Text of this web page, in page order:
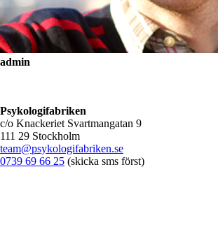
admin
Psykologifabriken
c/o Knackeriet Svartmangatan 9
111 29 Stockholm
team@psykologifabriken.se
0739 69 66 25 (skicka sms först)